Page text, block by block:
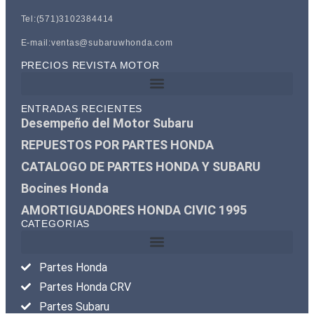
Tel:(571)3102384414
E-mail:ventas@subaruwhonda.com
PRECIOS REVISTA MOTOR
ENTRADAS RECIENTES
Desempeño del Motor Subaru
REPUESTOS POR PARTES HONDA
CATALOGO DE PARTES HONDA Y SUBARU
Bocines Honda
AMORTIGUADORES HONDA CIVIC 1995
CATEGORIAS
Partes Honda
Partes Honda CRV
Partes Subaru